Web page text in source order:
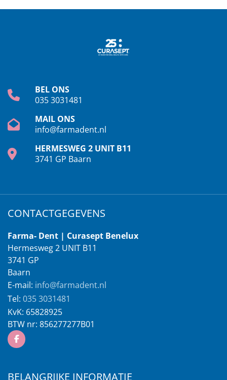
BEL ONS
035 3031481
MAIL ONS
info@farmadent.nl
HERMESWEG 2 UNIT B11
3741 GP Baarn
CONTACTGEGEVENS
Farma- Dent | Curasept Benelux
Hermesweg 2 UNIT B11
3741 GP
Baarn
E-mail: info@farmadent.nl
Tel: 035 3031481
KvK: 65828925
BTW nr: 856277277B01
BELANGRIJKE INFORMATIE